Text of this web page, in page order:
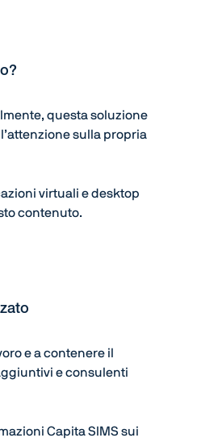
questa soluzione
sulla propria
virtuali e desktop
contenuto.
e a contenere il
e consulenti
Capita SIMS sui